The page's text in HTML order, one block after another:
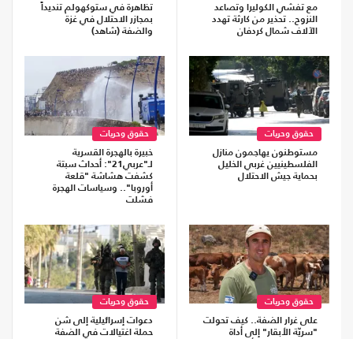
مع تفشي الكوليرا وتصاعد
النزوح.. تحذير من كارثة تهدد
الآلاف شمال كردفان
تظاهرة في ستوكهولم تنديداً
بمجازر الاحتلال في غزة
والضفة (شاهد)
حقوق وحريات
مستوطنون يهاجمون منازل
الفلسطينيين غربي الخليل
بحماية جيش الاحتلال
حقوق وحريات
خبيرة بالهجرة القسرية
لـ"عربي21": أحداث سبتة
كشفت هشاشة "قلعة
أوروبا".. وسياسات الهجرة
فشلت
حقوق وحريات
على غرار الضفة.. كيف تحولت
"سريّة الأبقار" إلى أداة
حقوق وحريات
دعوات إسرائيلية إلى شن
حملة اغتيالات في الضفة